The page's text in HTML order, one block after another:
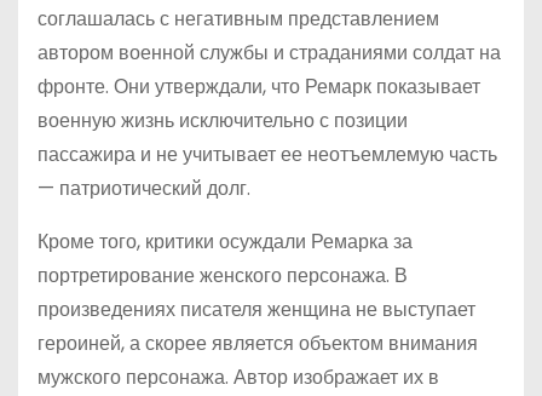
соглашалась с негативным представлением
автором военной службы и страданиями солдат на
фронте. Они утверждали, что Ремарк показывает
военную жизнь исключительно с позиции
пассажира и не учитывает ее неотъемлемую часть
— патриотический долг.
Кроме того, критики осуждали Ремарка за
портретирование женского персонажа. В
произведениях писателя женщина не выступает
героиней, а скорее является объектом внимания
мужского персонажа. Автор изображает их в